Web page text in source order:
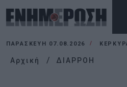
ΠΑΡΑΣΚΕΥΉ 07.08.2026
Αρχική ΔΙΑΡΡΟΗ